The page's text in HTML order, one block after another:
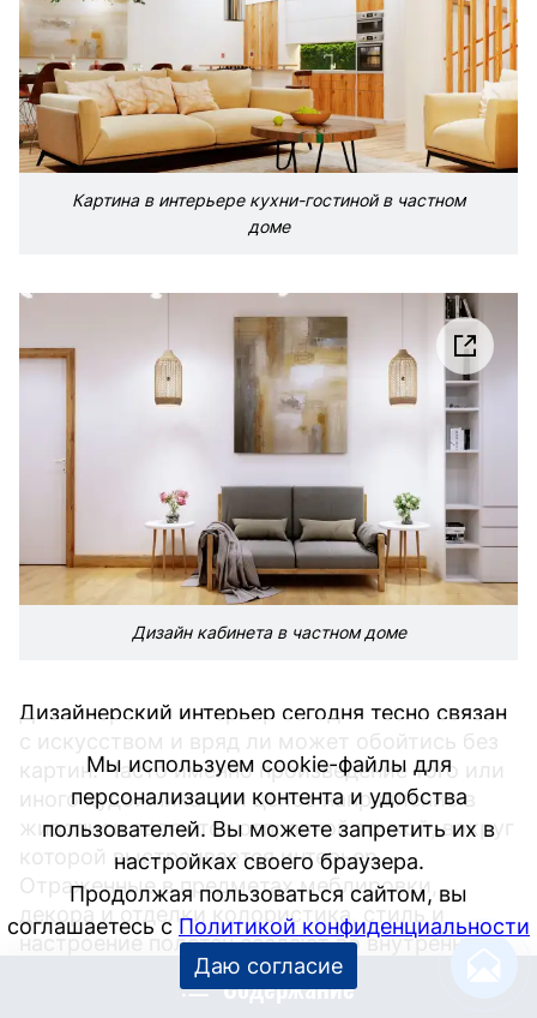
Картина в интерьере кухни-гостиной в частном
доме
Дизайн кабинета в частном доме
Дизайнерский интерьер сегодня тесно связан
с искусством и вряд ли может обойтись без
картин. Часто именно произведение того или
иного художника или целое направление в
живописи являются отправной точкой, вокруг
которой выстраивается интерьер.
Отраженные в предметах меблировки,
декора и отделки колористика, стиль и
настроение полотен создают во внутреннем
пространстве дома атмосферу ожившего
Содержание
Мы используем cookie-файлы для
персонализации контента и удобства
пользователей. Вы можете запретить их в
настройках своего браузера.
Продолжая пользоваться сайтом, вы
соглашаетесь сПолитикой конфиденциальности
Даю согласие